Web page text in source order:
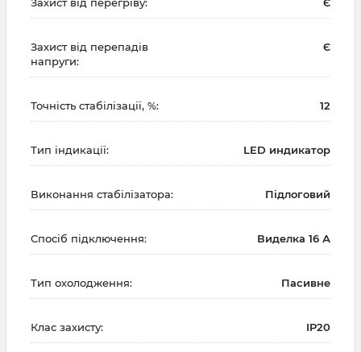
Захист від перепадів
напруги:
Є
Точність стабілізації, %: 12
Тип індикації: LED индикатор
Виконання стабілізатора: Підлоговий
Спосіб підключення: Виделка 16 А
Тип охолодження: Пасивне
Клас захисту: IP20